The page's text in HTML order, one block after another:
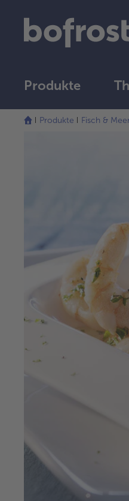
Produkte
Produkte Fisch &